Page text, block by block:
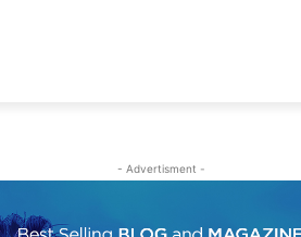
- Advertisment -